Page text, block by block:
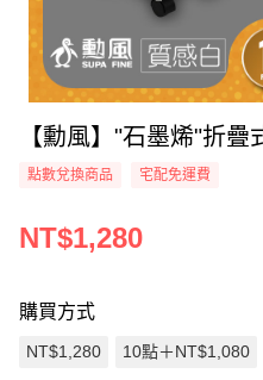
【勳風】"石墨烯"折
點數兌換商品 宅配免運費
NT$1,280
購買方式
NT$1,280 10點＋NT$1,080